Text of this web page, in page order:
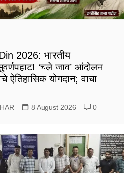
2026: भारतीय
‘चले जाव’ आंदोलन
योगदान; वाचा
8 August 2026 0